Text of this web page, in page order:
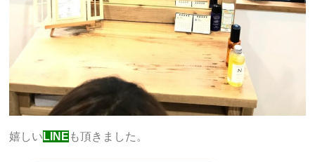
嬉しい LINE も頂きました。